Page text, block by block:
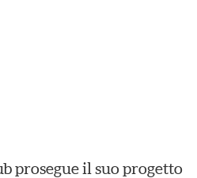
prosegue il suo progetto